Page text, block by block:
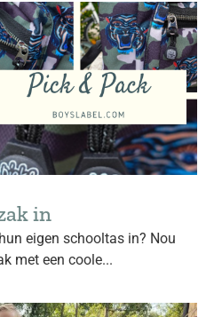
in
eigen schooltas in? Nou
met een coole...